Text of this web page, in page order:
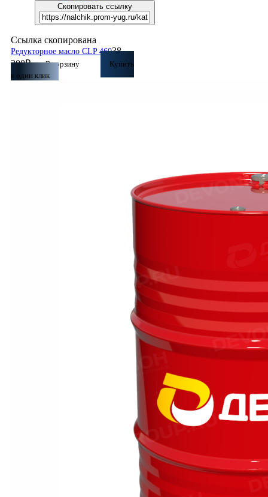
Скопировать ссылку
Ссылка скопирована
Редукторное масло CLP 46038
200₽ В корзину
Купить
в один клик